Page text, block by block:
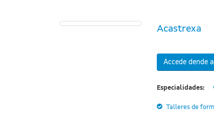
Acastrexa
Accede dende
Especialidades:
Talleres de